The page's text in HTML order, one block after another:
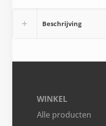
Beschrijving
WINKEL
Alle producten